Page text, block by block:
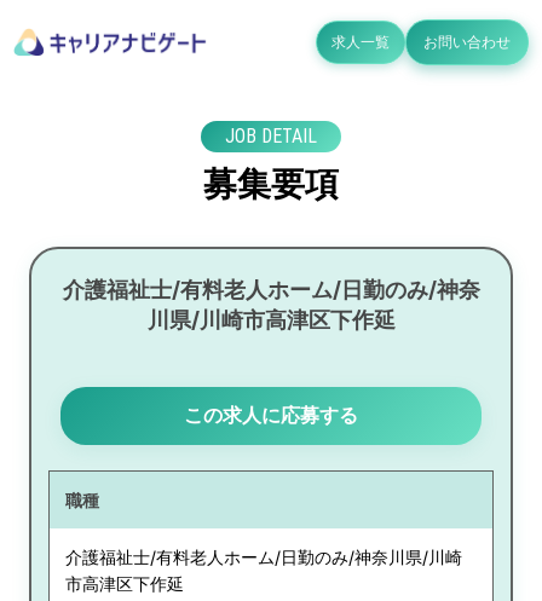
求人一覧 お問い合わせ
JOB DETAIL
募集要項
介護福祉士/有料老人ホーム/日勤のみ/神奈
川県/川崎市高津区下作延
この求人に応募する
職種
介護福祉士/有料老人ホーム/日勤のみ/神奈川県/川崎
市高津区下作延